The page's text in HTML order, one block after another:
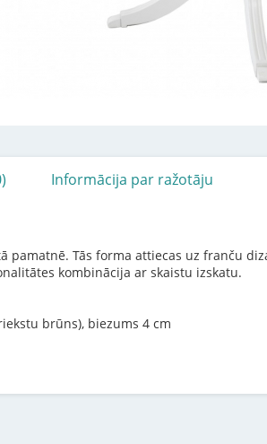
pamatnē. Tās forma attiecas uz franču
kombinācija ar skaistu izskatu.
brūns), biezums 4 cm
Informācija par ražotāju